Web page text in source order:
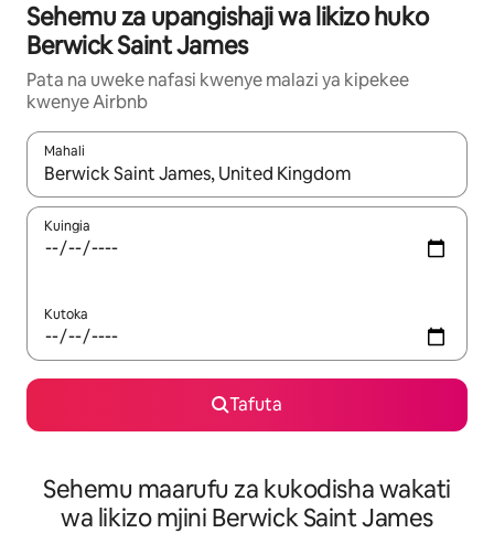
Sehemu za upangishaji wa likizo huko
Berwick Saint James
Pata na uweke nafasi kwenye malazi ya kipekee
kwenye Airbnb
Mahali
Wakati matokeo yanapatikana, vinjari kwa kutumia vitufe vya
Kuingia
Kutoka
Tafuta
Sehemu maarufu za kukodisha wakati
wa likizo mjini Berwick Saint James